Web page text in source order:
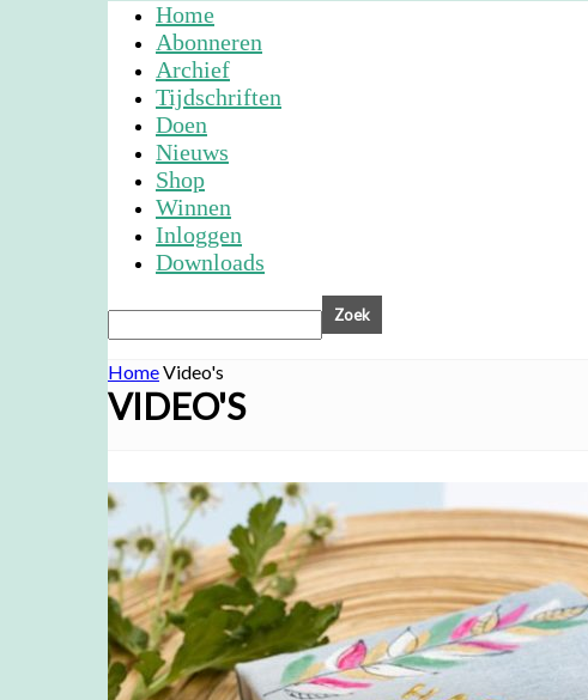
Home
Abonneren
Archief
Tijdschriften
Doen
Nieuws
Shop
Winnen
Inloggen
Downloads
HomeVideo's
VIDEO'S